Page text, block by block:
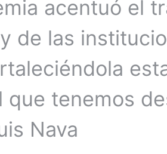
acentuó el
de las
que tenemos
Nava